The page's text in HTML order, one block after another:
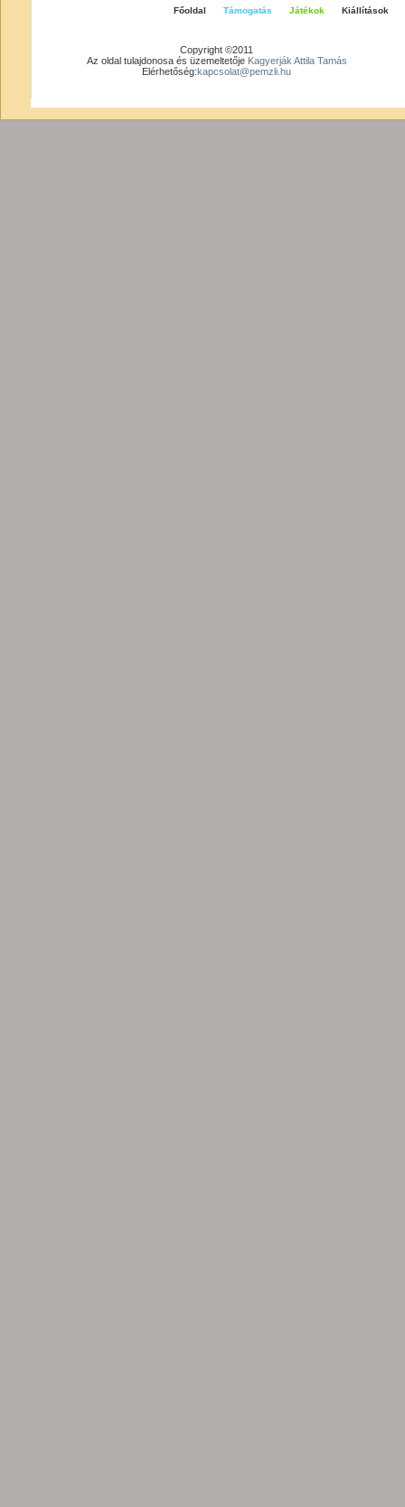
Főoldal Támogatás Játékok Kiállítások
Copyright ©2011
Az oldal tulajdonosa és üzemeltetője Kagyerják Attila Tamás
Elérhetőség:kapcsolat@pemzli.hu